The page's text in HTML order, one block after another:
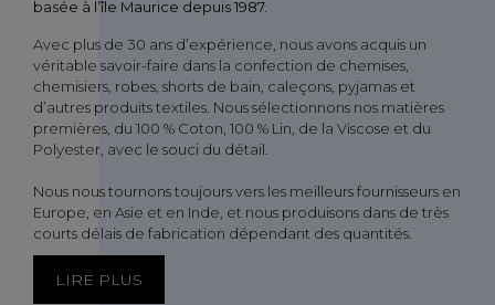
basée à l’île Maurice depuis 1987.
Avec plus de 30 ans d’expérience, nous avons acquis un
véritable savoir-faire dans la confection de chemises,
chemisiers, robes, shorts de bain, caleçons, pyjamas et
d’autres produits textiles. Nous sélectionnons nos matières
premières, du 100 % Coton, 100 % Lin, de la Viscose et du
Polyester, avec le souci du détail.
Nous nous tournons toujours vers les meilleurs fournisseurs en
Europe, en Asie et en Inde, et nous produisons dans de très
courts délais de fabrication dépendant des quantités.
LIRE PLUS